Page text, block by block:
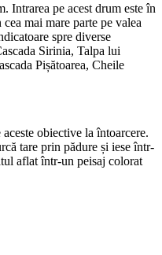
Intrarea pe acest drum este în
mai mare parte pe valea
spre diverse
Sirinia, Talpa lui
Pișătoarea, Cheile
obiective la întoarcere.
tare prin pădure și iese într-
aflat într-un peisaj colorat